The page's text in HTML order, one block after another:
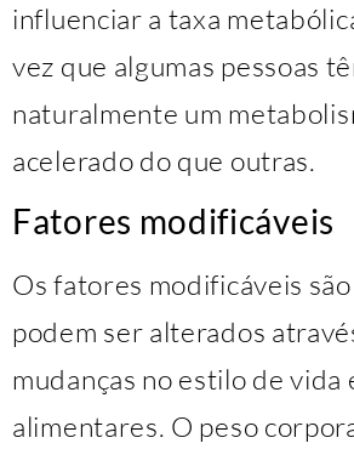
influenciar a taxa
vez que algumas pessoas
naturalmente um
acelerado do que outras.
Fatores modificáveis
Os fatores modificáveis
podem ser alterados
mudanças no estilo de vida
alimentares. O peso